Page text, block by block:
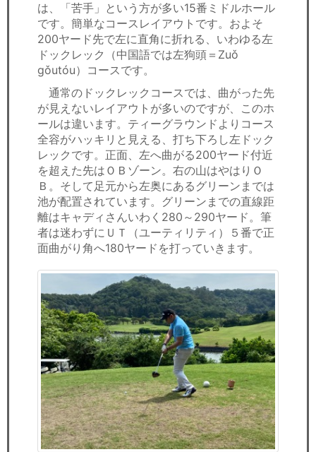
は、「苦手」という方が多い15番ミドルホール
です。簡単なコースレイアウトです。およそ
200ヤード先で左に直角に折れる、いわゆる左
ドックレック（中国語では左狗頭＝Zuǒ
gǒutóu）コースです。
通常のドックレックコースでは、曲がった先
が見えないレイアウトが多いのですが、このホ
ールは違います。ティーグラウンドよりコース
全容がハッキリと見える、打ち下ろし左ドック
レックです。正面、左へ曲がる200ヤード付近
を超えた先はＯＢゾーン。右の山はやはりＯ
Ｂ。そして足元から左奥にあるグリーンまでは
池が配置されています。グリーンまでの直線距
離はキャディさんいわく280～290ヤード。筆
者は迷わずにＵＴ（ユーティリティ）５番で正
面曲がり角へ180ヤードを打っていきます。